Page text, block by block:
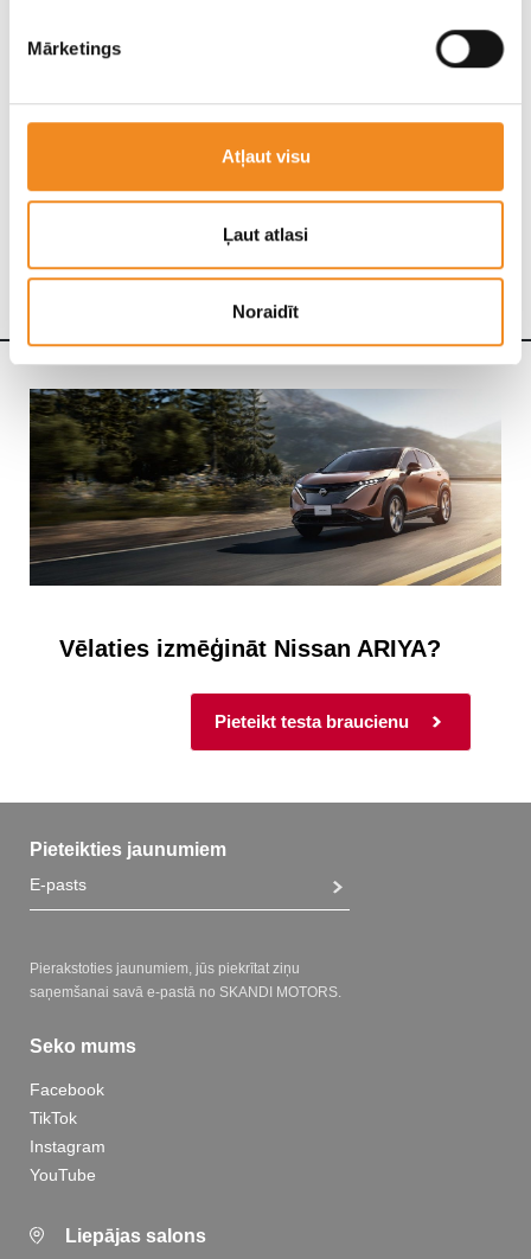
Mārketings
Atļaut visu
Ļaut atlasi
Noraidīt
līmeņiem un tehniskajiem datiem (PDF).
Vēlaties izmēģināt Nissan ARIYA?
Pieteikt testa braucienu
Pieteikties jaunumiem
Pierakstoties jaunumiem, jūs piekrītat ziņu
saņemšanai savā e-pastā no SKANDI MOTORS.
Seko mums
Facebook
TikTok
Instagram
YouTube
Liepājas salons